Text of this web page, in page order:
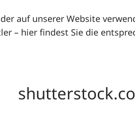
auf unserer Website
– hier findest Sie die